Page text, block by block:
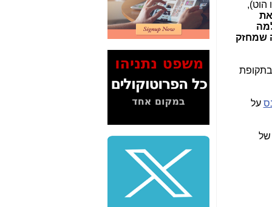
הוט),
את
שמחזק
על
2" על תעלולי השר
משה כחלון -כאן
המשך חשיפת הבלוף
ששמו "מהפיכת
הסלולר" ואיך מסרסים
כאן
סיכום ביקור בסיליקון
משקיעות ומפתחות
באותם תחומים -כאן
שלמה פילבר (עד
לאחרונה מנכ"ל משרד
התקשורת) - עד
מדינה? הצחקתם